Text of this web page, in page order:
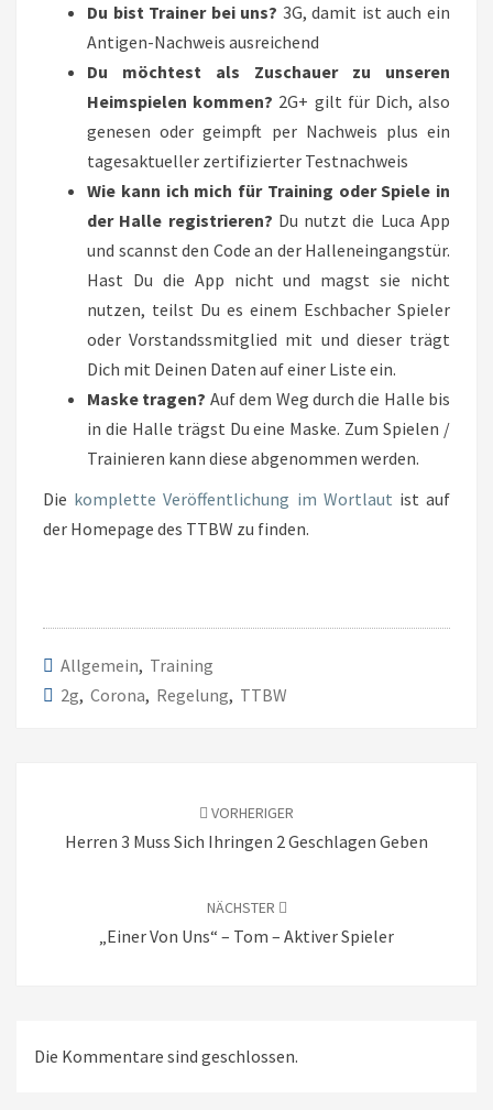
Du bist Trainer bei uns? 3G, damit ist auch ein
Antigen-Nachweis ausreichend
Du möchtest als Zuschauer zu unseren
Heimspielen kommen? 2G+ gilt für Dich, also
genesen oder geimpft per Nachweis plus ein
tagesaktueller zertifizierter Testnachweis
Wie kann ich mich für Training oder Spiele in
der Halle registrieren? Du nutzt die Luca App
und scannst den Code an der Halleneingangstür.
Hast Du die App nicht und magst sie nicht
nutzen, teilst Du es einem Eschbacher Spieler
oder Vorstandssmitglied mit und dieser trägt
Dich mit Deinen Daten auf einer Liste ein.
Maske tragen? Auf dem Weg durch die Halle bis
in die Halle trägst Du eine Maske. Zum Spielen /
Trainieren kann diese abgenommen werden.
Die komplette Veröffentlichung im Wortlaut ist auf
der Homepage des TTBW zu finden.
Allgemein, Training
2g, Corona, Regelung, TTBW
VORHERIGER
Herren 3 Muss Sich Ihringen 2 Geschlagen Geben
NÄCHSTER
„Einer Von Uns“ – Tom – Aktiver Spieler
Die Kommentare sind geschlossen.